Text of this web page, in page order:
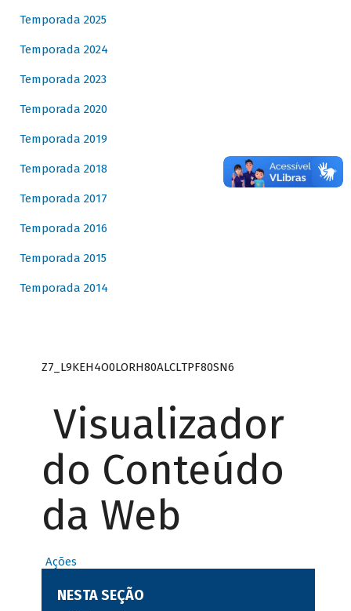
Temporada 2025
Temporada 2024
Temporada 2023
Temporada 2020
Temporada 2019
Temporada 2018
Temporada 2017
Temporada 2016
Temporada 2015
Temporada 2014
Z7_L9KEH4O0LORH80ALCLTPF80SN6
Visualizador
do Conteúdo
da Web
Ações
NESTA SEÇÃO